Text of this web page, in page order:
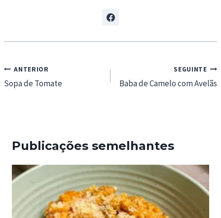
Navegação
de
ANTERIOR
Sopa de Tomate
SEGUINTE
Baba de Camelo com Avelãs
Publicações semelhantes